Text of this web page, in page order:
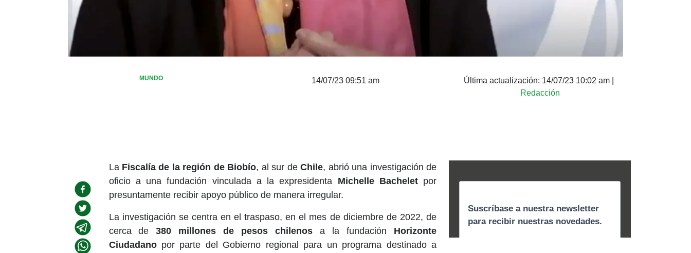
MUNDO 14/07/23 09:51 am Última actualización: 14/07/23 10:02 am
Redacción
La Fiscalía de la región de Biobío, al sur deChile, abrió una investigación de
oficio a una fundación vinculada a la expresidenta Michelle Bachelet por
presuntamente recibir apoyo público de manera irregular.
La investigación se centra en el traspaso, en el mes de diciembre de 2022, de
cerca de380 millones de pesos chilenos a la fundación Horizonte
Ciudadanopor parte del Gobierno regional para un programa destinado a